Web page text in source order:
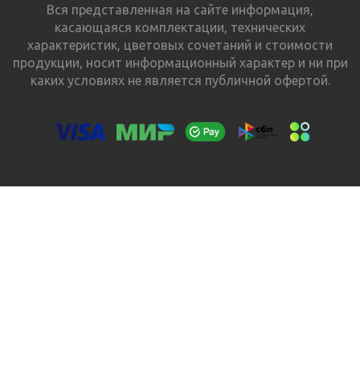
Вся представленная на сайте информация,
касающаяся комплектации, технических
характеристик, цветовых сочетаний и стоимости
продукции, носит информационный характер и ни при
каких условиях не является публичной офертой.